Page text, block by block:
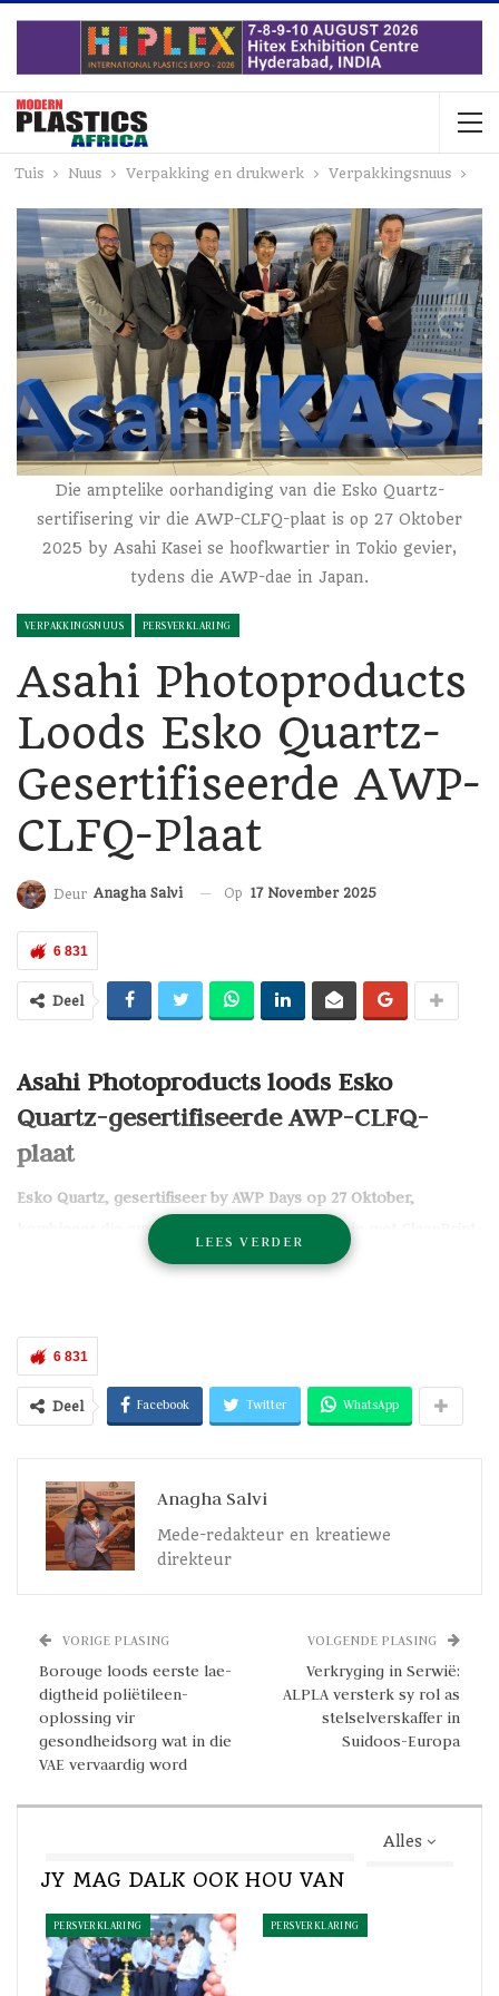
Tuis Nuus Verpakking en drukwerk Verpakkingsnuus
Die amptelike oorhandiging van die Esko Quartz-
sertifisering vir die AWP-CLFQ-plaat is op 27 Oktober
2025 by Asahi Kasei se hoofkwartier in Tokio gevier,
tydens die AWP-dae in Japan.
VERPAKKINGSNUUS PERSVERKLARING
Asahi Photoproducts
Loods Esko Quartz-
Gesertifiseerde AWP-
CLFQ-Plaat
Deur Anagha Salvi Op 17 November 2025
6 831
Deel
Asahi Photoproducts loods Esko
Quartz-gesertifiseerde AWP-CLFQ-
plaat
Esko Quartz, gesertifiseer by AWP Days op 27 Oktober,
kombineer die nuwe AWP-CLFQ Quartz-presisie met CleanPrint-
produktiwiteit om diepdrukvlak-gehalte in 'n oplosmiddelvrye
Asahi Photoproducts
van sy nuwe AWP-CLFQ-waterwasplaat aangekondig. Die
sertifiseringsoorhandiging deur Esko het op 27 Oktober
vir Esko Quartz-beeldvorming gesertifiseer is. Die nuwe plaat
kombineer pikselvlak-presisie met CleanPrint-produktiwiteit
en volhoubaarheidsvoordele om omsetters te help om grafiese
Hoofbestuurder Flexo-besigheidseenheid, Esko, en Aki
AWP-CLFQ is 'n mylpaal inhoë-end fleksografie
ontwerp vir Esko Quartz-sifting en is ook versoenbaar met
LEES VERDER
6 831
Deel Facebook Twitter WhatsApp
Anagha Salvi
Mede-redakteur en kreatiewe
direkteur
VORIGE PLASING
Borouge loods eerste lae-
digtheid poliëtileen-
oplossing vir
gesondheidsorg wat in die
VAE vervaardig word
VOLGENDE PLASING
Verkryging in Serwië:
ALPLA versterk sy rol as
stelselverskaffer in
Suidoos-Europa
Alles
JY MAG DALK OOK HOU VAN
PERSVERKLARING PERSVERKLARING